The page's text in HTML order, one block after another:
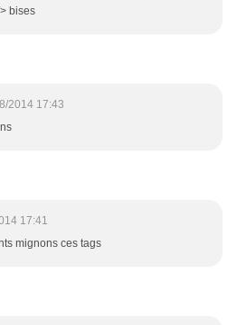
bises
2014 17:43
17:41
mignons ces tags